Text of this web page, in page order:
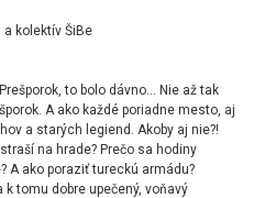
a kolektív ŠiBe
to bolo dávno... Nie až tak
A ako každé poriadne mesto, aj
a starých legiend. Akoby aj nie?!
na hrade? Prečo sa hodiny
A ako poraziť tureckú armádu?
tomu dobre upečený, voňavý